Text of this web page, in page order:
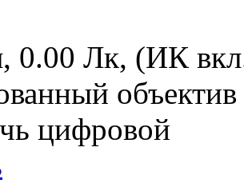
0.00 Лк, (ИК
цифровой